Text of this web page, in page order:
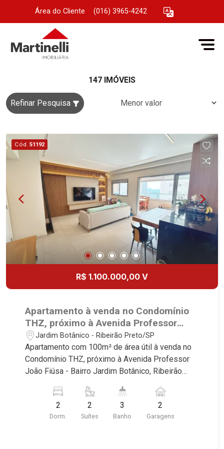
Área do Cliente (016) 3965-4242
147 IMÓVEIS
Refinar Pesquisa
Cód. 51192
R$ 1.100.000,00 V
Apartamento à venda no Condomínio
THZ, próximo à Avenida Professor
João Fiúsa - Ribeirão Preto/SP.
Jardim Botânico - Ribeirão Preto/SP
Apartamento com 100m² de área útil à venda no
Condomínio THZ, próximo à Avenida Professor
João Fiúsa - Bairro Jardim Botânico, Ribeirão
imóvel que a Martinelli Imobiliária selecionou
para você: - 100m² de área útil - 2 suítes com
armários e ar-condicionado - Lavabo - Sala 2
2
Dorm.
2
Suítes
3
Banho
2
Garagens